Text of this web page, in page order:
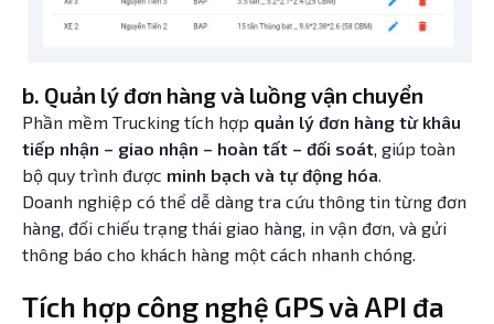
b. Quản lý đơn hàng và luồng vận chuyển
Phần mềm Trucking tích hợp quản lý đơn hàng từ khâu
tiếp nhận – giao nhận – hoàn tất – đối soát , giúp toàn
bộ quy trình được minh bạch và tự động hóa
Doanh nghiệp có thể dễ dàng tra cứu thông tin từng đơn
hàng, đối chiếu trạng thái giao hàng, in vận đơn, và gửi
thông báo cho khách hàng một cách nhanh chóng.
Tích hợp công nghệ GPS và API đa